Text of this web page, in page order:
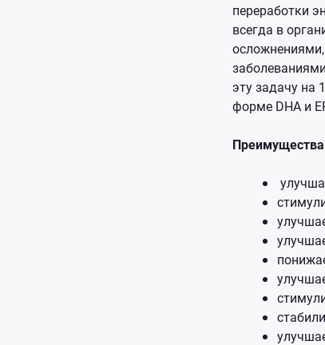
переработки
всегда в
эту задачу на
форме DHA и